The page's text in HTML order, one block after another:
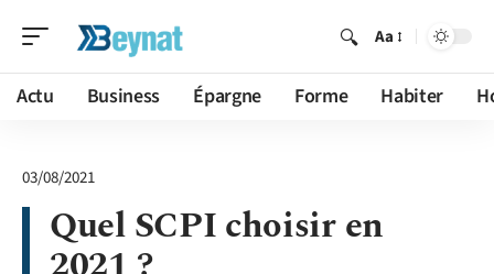
Aa
Actu Business Épargne Forme Habiter
03/08/2021
Quel SCPI choisir en